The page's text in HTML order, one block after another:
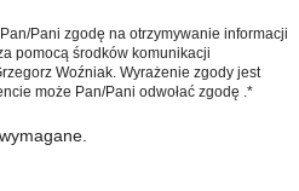
Pani zgodę na otrzymywanie informacji
pomocą środków komunikacji
Woźniak. Wyrażenie zgody jest
może Pan/Pani odwołać zgodę .*